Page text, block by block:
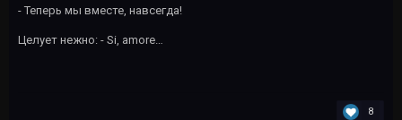
- Теперь мы вместе, навсегда!
Целует нежно: - Si, amore…
8